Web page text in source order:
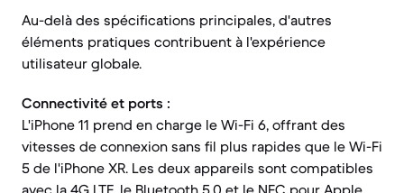
Au-delà des spécifications principales, d'autres
éléments pratiques contribuent à l'expérience
utilisateur globale.
Connectivité et ports :
L'iPhone 11 prend en charge le Wi-Fi 6, offrant des
vitesses de connexion sans fil plus rapides que le Wi-Fi
5 de l'iPhone XR. Les deux appareils sont compatibles
avec la 4G LTE, le Bluetooth 5.0 et le NFC pour Apple